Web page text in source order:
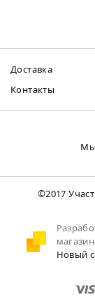
Доставка
Контакты
Мы
©2017
Новый